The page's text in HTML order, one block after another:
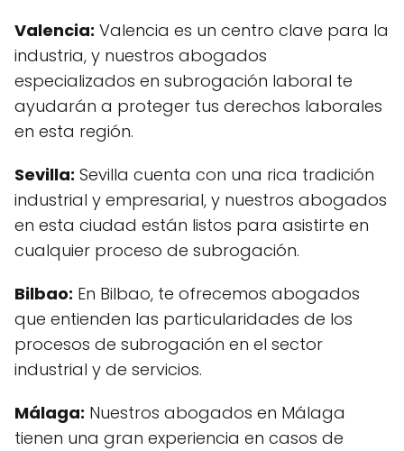
Valencia: Valencia es un centro clave para la
industria, y nuestros abogados
especializados en subrogación laboral te
ayudarán a proteger tus derechos laborales
en esta región.
Sevilla: Sevilla cuenta con una rica tradición
industrial y empresarial, y nuestros abogados
en esta ciudad están listos para asistirte en
cualquier proceso de subrogación.
Bilbao: En Bilbao, te ofrecemos abogados
que entienden las particularidades de los
procesos de subrogación en el sector
industrial y de servicios.
Málaga: Nuestros abogados en Málaga
tienen una gran experiencia en casos de